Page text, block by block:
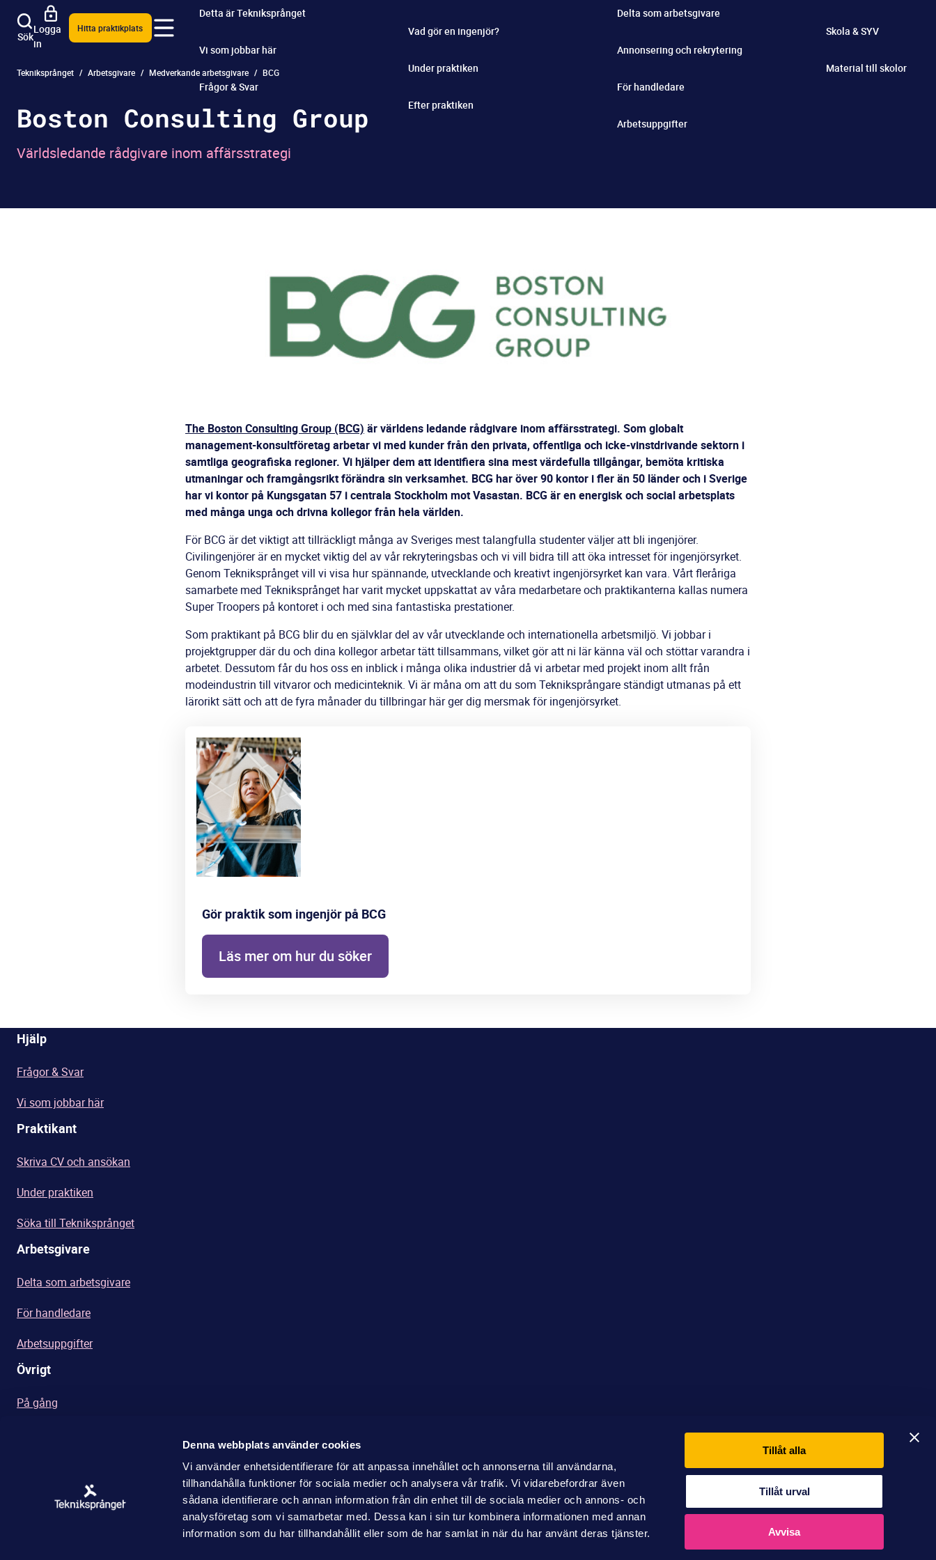
Denna webbplats använder cookies
Vi använder enhetsidentifierare för att anpassa innehållet och annonserna till användarna,
tillhandahålla funktioner för sociala medier och analysera vår trafik. Vi vidarebefordrar även
sådana identifierare och annan information från din enhet till de sociala medier och annons- och
analysföretag som vi samarbetar med. Dessa kan i sin tur kombinera informationen med annan
information som du har tillhandahållit eller som de har samlat in när du har använt deras tjänster.
Tillåt alla
Tillåt urval
Avvisa
Sök
Logga
in
Hitta praktikplats
Detta är Tekniksprånget
Vi som jobbar här
Frågor & Svar
Vad gör en ingenjör?
Under praktiken
Efter praktiken
Delta som arbetsgivare
Annonsering och rekrytering
För handledare
Arbetsuppgifter
Skola & SYV
Material till skolor
Tekniksprånget Arbetsgivare Medverkande arbetsgivare BCG
Boston Consulting Group
Världsledande rådgivare inom affärsstrategi
The Boston Consulting Group (BCG) är världens ledande rådgivare inom affärsstrategi. Som globalt
management-konsultföretag arbetar vi med kunder från den privata, offentliga och icke-vinstdrivande sektorn i
samtliga geografiska regioner. Vi hjälper dem att identifiera sina mest värdefulla tillgångar, bemöta kritiska
utmaningar och framgångsrikt förändra sin verksamhet. BCG har över 90 kontor i fler än 50 länder och i Sverige
har vi kontor på Kungsgatan 57 i centrala Stockholm mot Vasastan. BCG är en energisk och social arbetsplats
med många unga och drivna kollegor från hela världen.
För BCG är det viktigt att tillräckligt många av Sveriges mest talangfulla studenter väljer att bli ingenjörer.
Civilingenjörer är en mycket viktig del av vår rekryteringsbas och vi vill bidra till att öka intresset för ingenjörsyrket.
Genom Tekniksprånget vill vi visa hur spännande, utvecklande och kreativt ingenjörsyrket kan vara. Vårt fleråriga
samarbete med Tekniksprånget har varit mycket uppskattat av våra medarbetare och praktikanterna kallas numera
Super Troopers på kontoret i och med sina fantastiska prestationer.
Som praktikant på BCG blir du en självklar del av vår utvecklande och internationella arbetsmiljö. Vi jobbar i
projektgrupper där du och dina kollegor arbetar tätt tillsammans, vilket gör att ni lär känna väl och stöttar varandra i
arbetet. Dessutom får du hos oss en inblick i många olika industrier då vi arbetar med projekt inom allt från
modeindustrin till vitvaror och medicinteknik. Vi är måna om att du som Tekniksprångare ständigt utmanas på ett
lärorikt sätt och att de fyra månader du tillbringar här ger dig mersmak för ingenjörsyrket.
Gör praktik som ingenjör på BCG
Läs mer om hur du söker
Hjälp
Frågor & Svar
Vi som jobbar här
Praktikant
Skriva CV och ansökan
Under praktiken
Söka till Tekniksprånget
Arbetsgivare
Delta som arbetsgivare
För handledare
Arbetsuppgifter
Övrigt
På gång